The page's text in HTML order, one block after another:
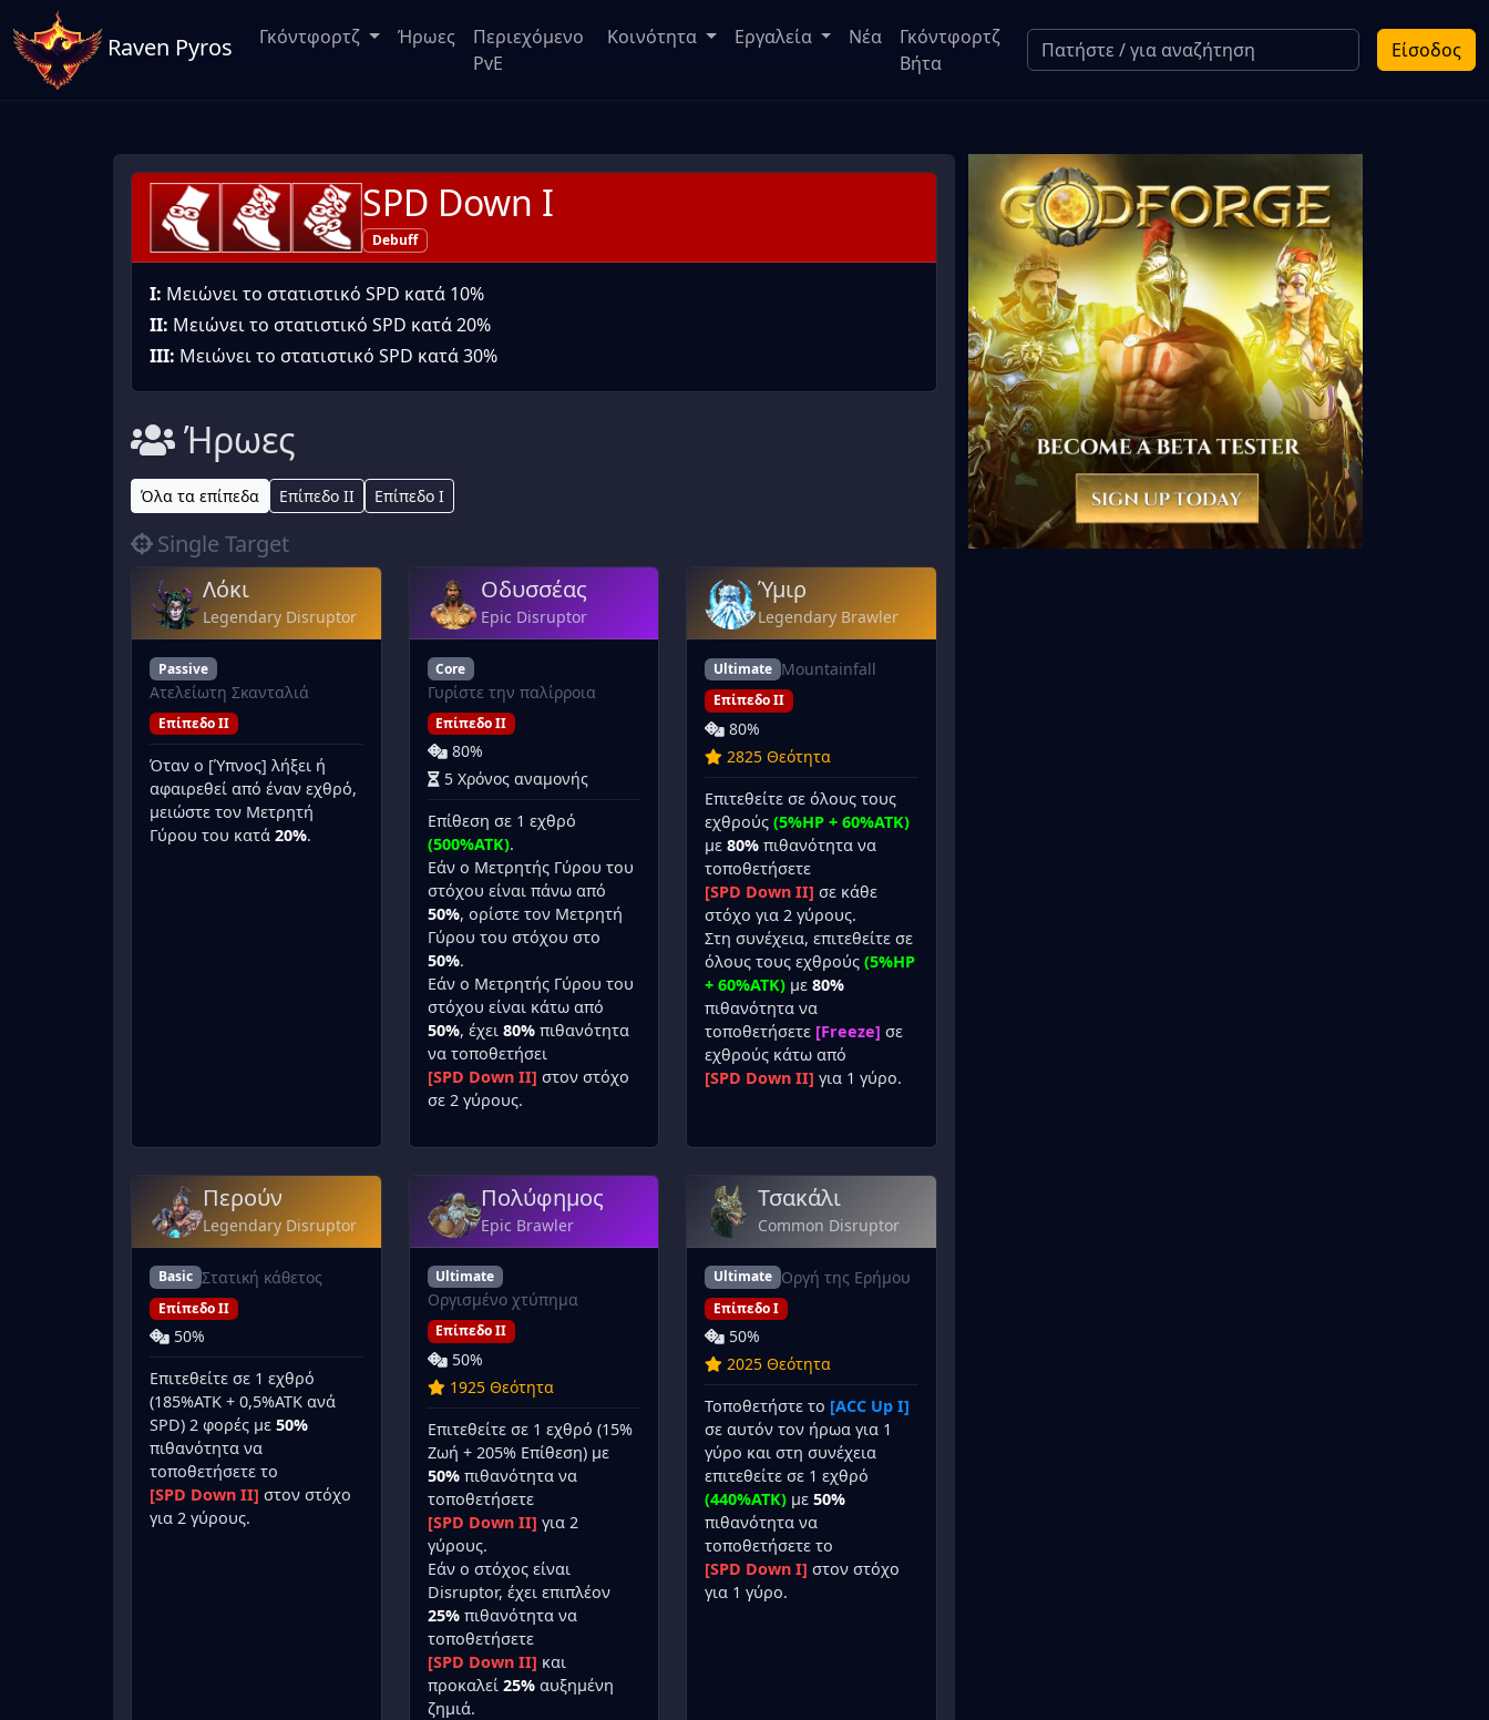
Raven Pyros Είσοδος
Γκόντφορτζ Ήρωες
Περιεχόμενο
PvE
Κοινότητα Εργαλεία Νέα
Γκόντφορτζ
Βήτα
SPD Down I
Debuff
I: Μειώνει το στατιστικό SPD κατά 10%
II: Μειώνει το στατιστικό SPD κατά 20%
III: Μειώνει το στατιστικό SPD κατά 30%
Ήρωες
Όλα τα επίπεδα Επίπεδο II Επίπεδο I
Single Target
Λόκι
Legendary Disruptor
Passive
Ατελείωτη Σκανταλιά
Επίπεδο II
Όταν ο [Ύπνος] λήξει ή
αφαιρεθεί από έναν εχθρό,
μειώστε τον Μετρητή
Γύρου του κατά 20%.
Οδυσσέας
Epic Disruptor
Core
Γυρίστε την παλίρροια
Επίπεδο II
80%
5 Χρόνος αναμονής
Επίθεση σε 1 εχθρό
(500%ATK).
Εάν ο Μετρητής Γύρου του
στόχου είναι πάνω από
50%, ορίστε τον Μετρητή
Γύρου του στόχου στο
50%.
Εάν ο Μετρητής Γύρου του
στόχου είναι κάτω από
50%, έχει 80%πιθανότητα
να τοποθετήσει
[SPD Down II] στον στόχο
σε 2 γύρους.
Ύμιρ
Legendary Brawler
Ultimate Mountainfall
Επίπεδο II
80%
2825 Θεότητα
Επιτεθείτε σε όλους τους
εχθρούς(5%HP + 60%ATK)
με80% πιθανότητα να
τοποθετήσετε
[SPD Down II] σε κάθε
στόχο για 2 γύρους.
Στη συνέχεια, επιτεθείτε σε
όλους τους εχθρούς(5%HP
+ 60%ATK) με80%
πιθανότητα να
τοποθετήσετε [Freeze] σε
εχθρούς κάτω από
[SPD Down II] για 1 γύρο.
Περούν
Legendary Disruptor
Basic Στατική κάθετος
Επίπεδο II
50%
Επιτεθείτε σε 1 εχθρό
(185%ATK + 0,5%ATK ανά
SPD) 2 φορές με 50%
πιθανότητα να
τοποθετήσετε το
[SPD Down II] στον στόχο
για 2 γύρους.
Πολύφημος
Epic Brawler
Ultimate
Οργισμένο χτύπημα
Επίπεδο II
50%
1925 Θεότητα
Επιτεθείτε σε 1 εχθρό (15%
Ζωή + 205% Επίθεση) με
50%πιθανότητα να
τοποθετήσετε
[SPD Down II] για 2
γύρους.
Εάν ο στόχος είναι
Disruptor, έχει επιπλέον
25%πιθανότητα να
τοποθετήσετε
[SPD Down II] και
προκαλεί 25%αυξημένη
ζημιά.
Τσακάλι
Common Disruptor
Ultimate Οργή της Ερήμου
Επίπεδο I
50%
2025 Θεότητα
Τοποθετήστε το [ACC Up I]
σε αυτόν τον ήρωα για 1
γύρο και στη συνέχεια
επιτεθείτε σε 1 εχθρό
(440%ATK) με50%
πιθανότητα να
τοποθετήσετε το
[SPD Down I] στον στόχο
για 1 γύρο.